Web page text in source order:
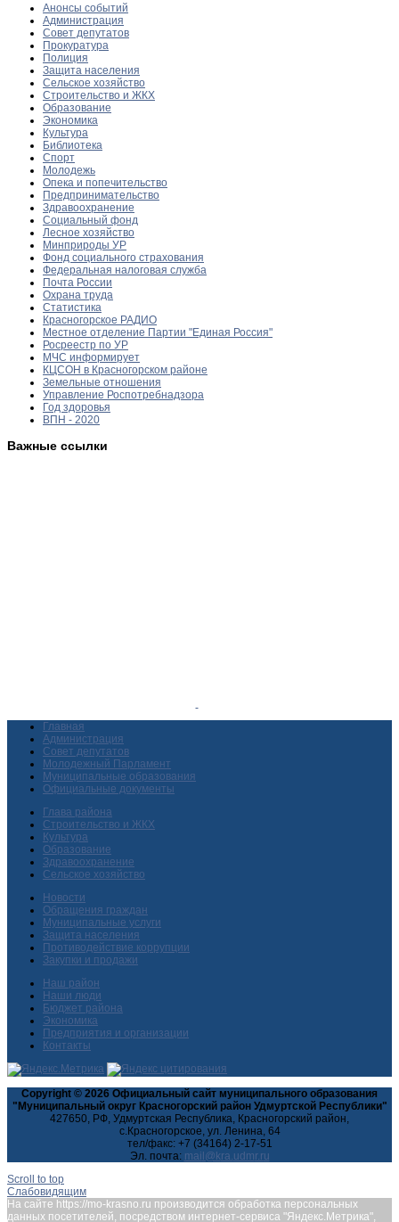
Анонсы событий
Администрация
Совет депутатов
Прокуратура
Полиция
Защита населения
Сельское хозяйство
Строительство и ЖКХ
Образование
Экономика
Культура
Библиотека
Спорт
Молодежь
Опека и попечительство
Предпринимательство
Здравоохранение
Социальный фонд
Лесное хозяйство
Минприроды УР
Фонд социального страхования
Федеральная налоговая служба
Почта России
Охрана труда
Статистика
Красногорское РАДИО
Местное отделение Партии "Единая Россия"
Росреестр по УР
МЧС информирует
КЦСОН в Красногорском районе
Земельные отношения
Управление Роспотребнадзора
Год здоровья
ВПН - 2020
Важные ссылки
Главная
Администрация
Совет депутатов
Молодежный Парламент
Муниципальные образования
Официальные документы
Глава района
Строительство и ЖКХ
Культура
Образование
Здравоохранение
Сельское хозяйство
Новости
Обращения граждан
Муниципальные услуги
Защита населения
Противодействие коррупции
Закупки и продажи
Наш район
Наши люди
Бюджет района
Экономика
Предприятия и организации
Контакты
Copyright © 2026 Официальный сайт муниципального образования
"Муниципальный округ Красногорский район Удмуртской Республики"
427650, РФ, Удмуртская Республика, Красногорский район,
с.Красногорское, ул. Ленина, 64
тел/факс: +7 (34164) 2-17-51
Эл. почта:
Scroll to top
Слабовидящим
На сайте https://mo-krasno.ru производится обработка персональных
данных посетителей, посредством интернет-сервиса "Яндекс.Метрика",